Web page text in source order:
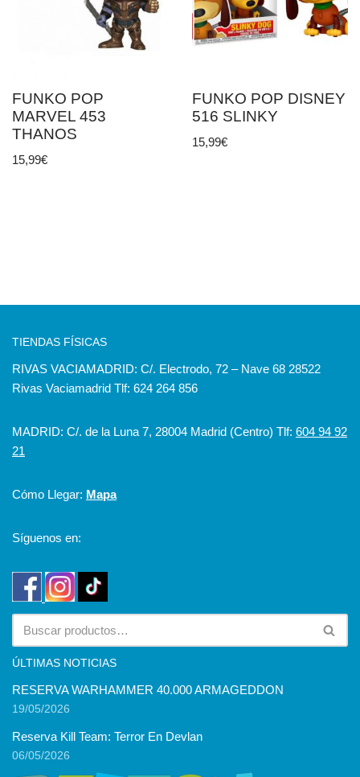
FUNKO POP
MARVEL 453
THANOS
15,99€
FUNKO POP DISNEY
516 SLINKY
15,99€
TIENDAS FÍSICAS
RIVAS VACIAMADRID: C/. Electrodo, 72 – Nave 68 28522
Rivas Vaciamadrid Tlf: 624 264 856
MADRID: C/. de la Luna 7, 28004 Madrid (Centro) Tlf: 604 94 92
21
Cómo Llegar: Mapa
Síguenos en:
ÚLTIMAS NOTICIAS
RESERVA WARHAMMER 40.000 ARMAGEDDON
19/05/2026
Reserva Kill Team: Terror En Devlan
06/05/2026